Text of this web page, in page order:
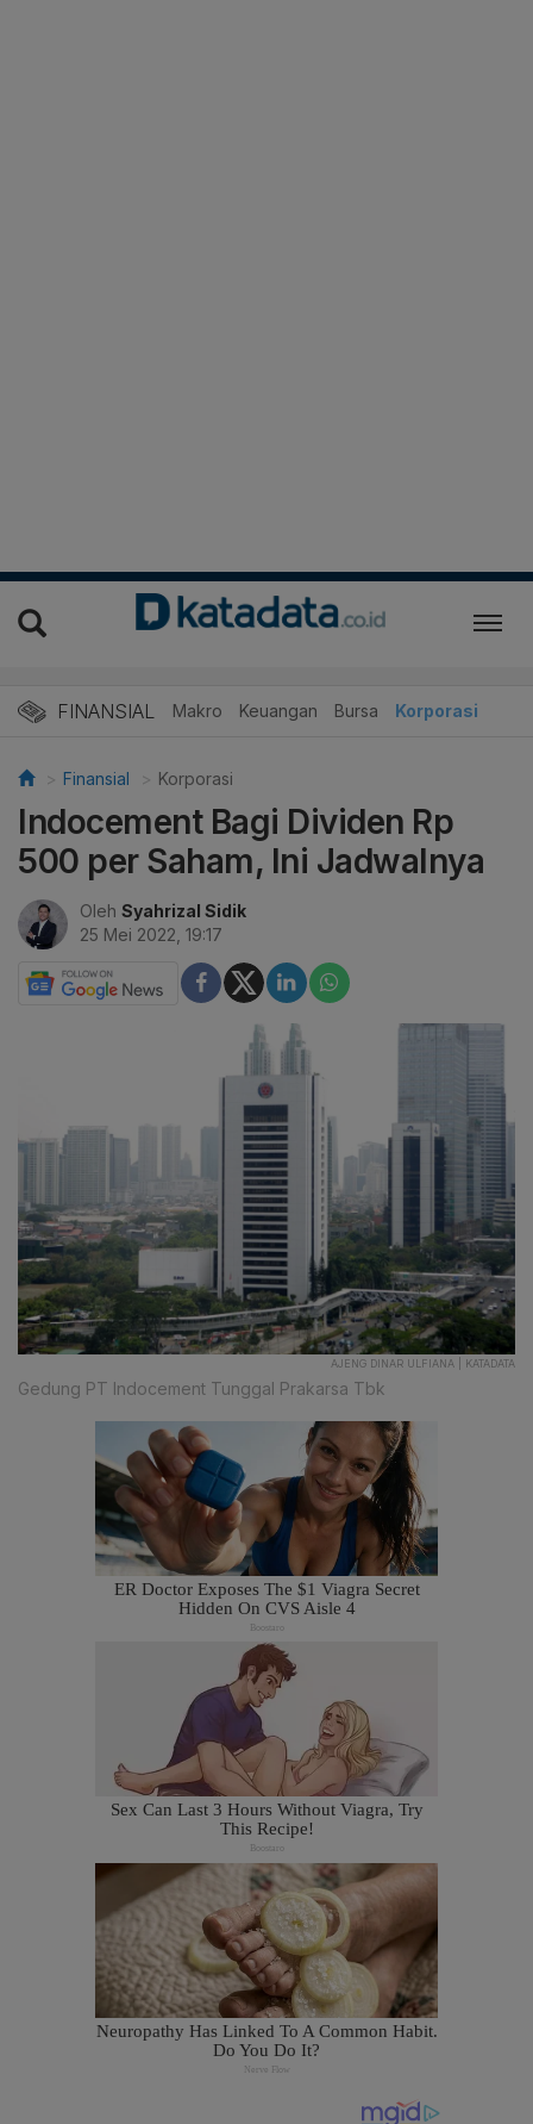
FINANSIAL Makro Keuangan Bursa Korporasi
Finansial Korporasi
Indocement Bagi Dividen Rp
500 per Saham, Ini Jadwalnya
Oleh Syahrizal Sidik
25 Mei 2022, 19:17
AJENG DINAR ULFIANA | KATADATA
Gedung PT Indocement Tunggal Prakarsa Tbk